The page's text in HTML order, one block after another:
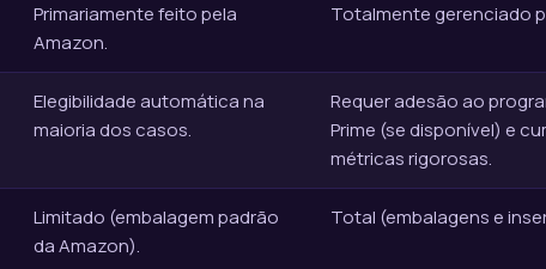
Primariamente feito pela
Amazon.
Totalmente gerenciado
Elegibilidade automática na
maioria dos casos.
Requer adesão ao
Prime (se disponível) e
métricas rigorosas.
Limitado (embalagem padrão
da Amazon).
Total (embalagens e